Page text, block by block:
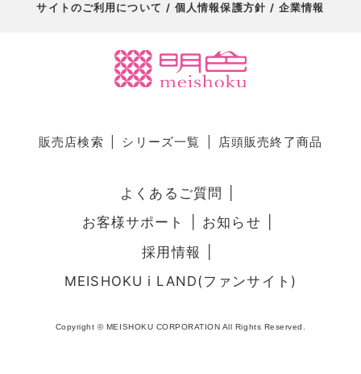
サイトのご利用について 個人情報保護方針 企業情報
販売店検索 シリーズ一覧 店頭販売終了商品
よくあるご質問
お客様サポート
お知らせ
採用情報
MEISHOKU i LAND(ファンサイト)
Copyright © MEISHOKU CORPORATION All Rights Reserved.